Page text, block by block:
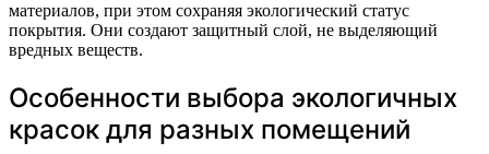
материалов, при этом сохраняя экологический статус
покрытия. Они создают защитный слой, не выделяющий
вредных веществ.
Особенности выбора экологичных
красок для разных помещений